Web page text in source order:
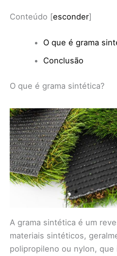
Conteúdo [esconder]
O que é grama
Conclusão
O que é grama sintética?
A grama sintética é um
materiais sintéticos,
polipropileno ou nylon, que